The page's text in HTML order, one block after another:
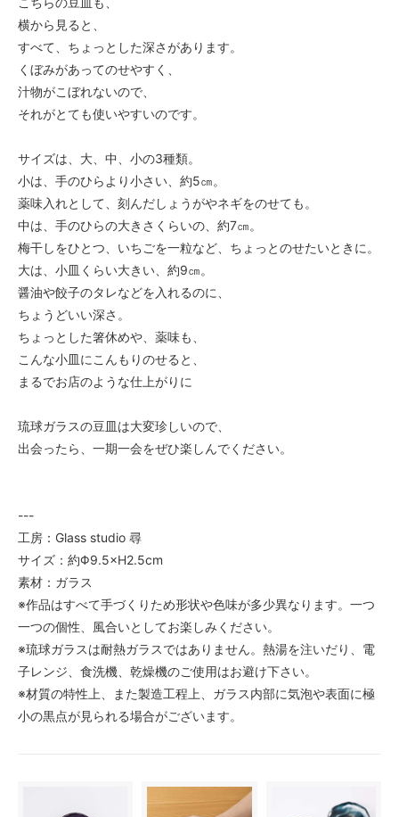
横から見ると、
すべて、ちょっとした深さがあります。
くぼみがあってのせやすく、
汁物がこぼれないので、
それがとても使いやすいのです。
サイズは、大、中、小の3種類。
小は、手のひらより小さい、約5㎝。
薬味入れとして、刻んだしょうがやネギをのせても。
中は、手のひらの大きさくらいの、約7㎝。
梅干しをひとつ、いちごを一粒など、ちょっとのせたいときに。
大は、小皿くらい大きい、約9㎝。
醤油や餃子のタレなどを入れるのに、
ちょうどいい深さ。
ちょっとした箸休めや、薬味も、
こんな小皿にこんもりのせると、
まるでお店のような仕上がりに
琉球ガラスの豆皿は大変珍しいので、
出会ったら、一期一会をぜひ楽しんでください。
---
工房：Glass studio 尋
サイズ：約Φ9.5×H2.5cm
素材：ガラス
※作品はすべて手づくりため形状や色味が多少異なります。一つ
一つの個性、風合いとしてお楽しみください。
※琉球ガラスは耐熱ガラスではありません。熱湯を注いだり、電
子レンジ、食洗機、乾燥機のご使用はお避け下さい。
※材質の特性上、また製造工程上、ガラス内部に気泡や表面に極
小の黒点が見られる場合がございます。